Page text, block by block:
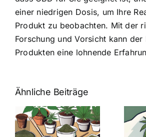
einer niedrigen Dosis, um Ihre
Produkt zu beobachten. Mit der
Forschung und Vorsicht kann
Produkten eine lohnende
Ähnliche Beiträge
Neue THC-
Grenzwert-
Regelung:
Was Sie über